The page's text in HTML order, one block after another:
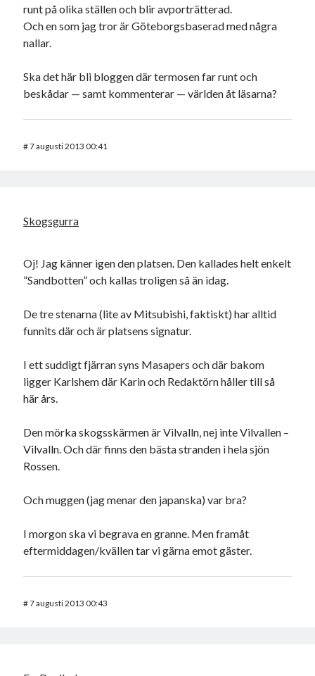
runt på olika ställen och blir avporträtterad.
Och en som jag tror är Göteborgsbaserad med några
nallar.
Ska det här bli bloggen där termosen far runt och
beskådar — samt kommenterar — världen åt läsarna?
#7 augusti 2013 00:41
Skogsgurra
Oj! Jag känner igen den platsen. Den kallades helt enkelt
”Sandbotten” och kallas troligen så än idag.
De tre stenarna (lite av Mitsubishi, faktiskt) har alltid
funnits där och är platsens signatur.
I ett suddigt fjärran syns Masapers och där bakom
ligger Karlshem där Karin och Redaktörn håller till så
här års.
Den mörka skogsskärmen är Vilvalln, nej inte Vilvallen –
Vilvalln. Och där finns den bästa stranden i hela sjön
Rossen.
Och muggen (jag menar den japanska) var bra?
I morgon ska vi begrava en granne. Men framåt
eftermiddagen/kvällen tar vi gärna emot gäster.
#7 augusti 2013 00:43